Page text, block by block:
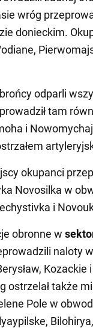
wróg
donieckim.
odparli
tam
i
okupanci
Novosilka w
i
obronne w
naloty
Kozackie
ostrzelał także
Pole w